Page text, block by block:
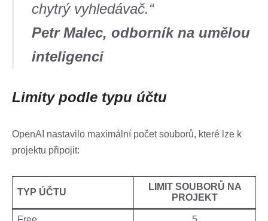
chytrý vyhledávač.“
Petr Malec, odborník na umělou
inteligenci
Limity podle typu účtu
OpenAI nastavilo maximální počet souborů, které lze k
projektu připojit:
TYP ÚČTU
LIMIT SOUBORŮ NA
PROJEKT